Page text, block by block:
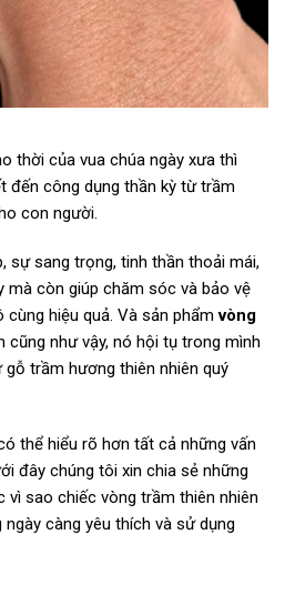
thời của vua chúa ngày xưa thì
đến công dụng thần kỳ từ trầm
con người.
sự sang trọng, tinh thần thoải mái,
mà còn giúp chăm sóc và bảo vệ
hiệu quả. Và sản phẩmvòng
cũng như vậy, nó hội tụ trong mình
trầm hương thiên nhiên quý
thể hiểu rõ hơn tất cả những vấn
đây chúng tôi xin chia sẻ những
vì sao chiếc vòng trầm thiên nhiên
càng yêu thích và sử dụng